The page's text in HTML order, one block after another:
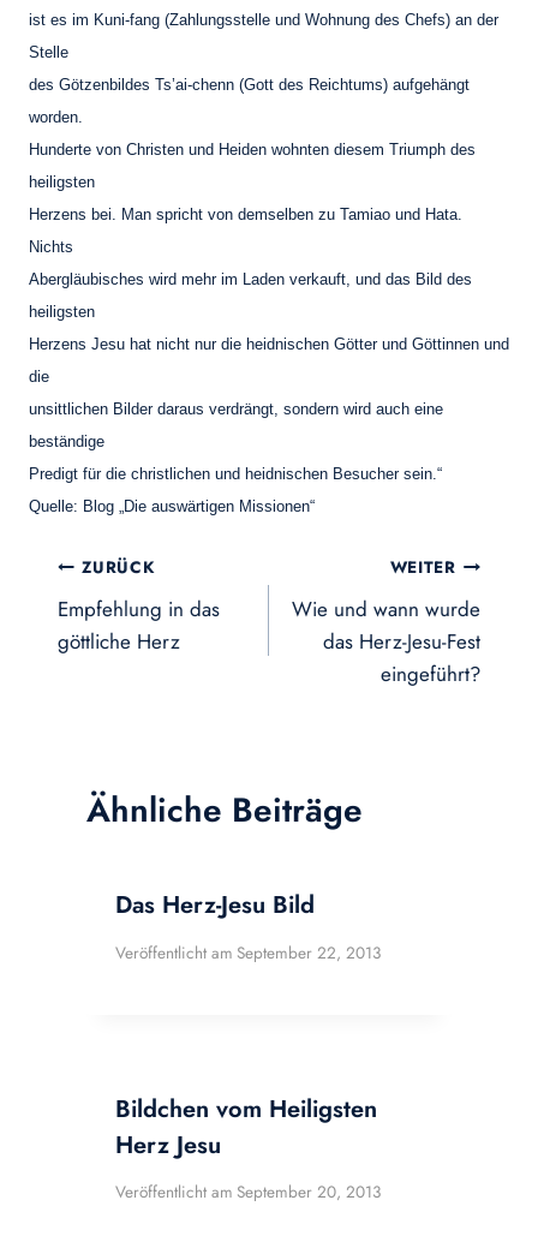
ist es im Kuni-fang (Zahlungsstelle und Wohnung des Chefs) an der
Stelle
des Götzenbildes Ts’ai-chenn (Gott des Reichtums) aufgehängt
worden.
Hunderte von Christen und Heiden wohnten diesem Triumph des
heiligsten
Herzens bei. Man spricht von demselben zu Tamiao und Hata.
Nichts
Abergläubisches wird mehr im Laden verkauft, und das Bild des
heiligsten
Herzens Jesu hat nicht nur die heidnischen Götter und Göttinnen und
die
unsittlichen Bilder daraus verdrängt, sondern wird auch eine
beständige
Predigt für die christlichen und heidnischen Besucher sein.“
Quelle: Blog „Die auswärtigen Missionen“
Beitragsnavigation
ZURÜCK
Empfehlung in das
göttliche Herz
WEITER
Wie und wann wurde
das Herz-Jesu-Fest
eingeführt?
Ähnliche Beiträge
Das Herz-Jesu Bild
Veröffentlicht am September 22, 2013
Bildchen vom Heiligsten
Herz Jesu
Veröffentlicht am September 20, 2013